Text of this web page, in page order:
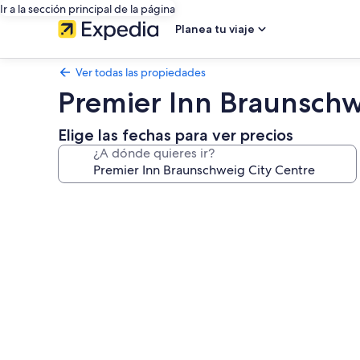
Ir a la sección principal de la página
Planea tu viaje
Ver todas las propiedades
Premier Inn
Elige las fechas para ver precios
¿A dónde quieres ir?